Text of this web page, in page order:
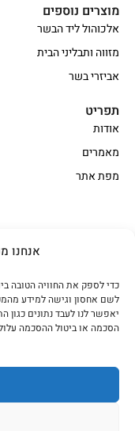
אנחנו
לשם אחסון וגישה למידע
יאפשר לנו לעבד נתונים כגון
הסכמה או ביטול ההסכמה
אווז
בשר בקר עגלה משובח
הודו
נתחי פנים
מוצרים נוספים
אלכוהול ליד הבשר
מזווה ותבליני הבית
אביזרי בשר
תפריט
אודות
מאמרים
מפת אתר